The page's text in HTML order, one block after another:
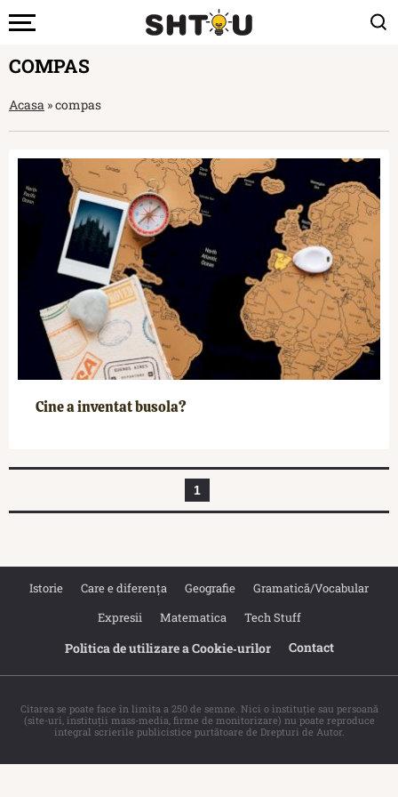
COMPAS
Acasa »compas
Cine a inventat busola?
1
Istorie Care e diferența Geografie
Gramatică/Vocabular
Expresii
Matematica Tech Stuff
Politica de utilizare a Cookie‐urilor Contact
Citarea se poate face în limita a 250 de semne. Nici o instituţie sau persoană
(site-uri, instituţii mass-media, firme de monitorizare) nu poate reproduce
integral scrierile publicistice purtătoare de Drepturi de Autor.